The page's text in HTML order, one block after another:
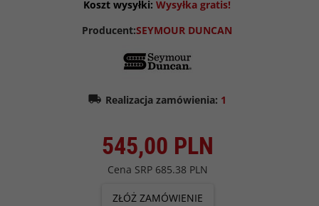
Koszt wysyłki: Wysyłka gratis!
Producent:SEYMOUR DUNCAN
Realizacja zamówienia: 1
545,00 PLN
Cena SRP 685.38 PLN
ZŁÓŻ ZAMÓWIENIE